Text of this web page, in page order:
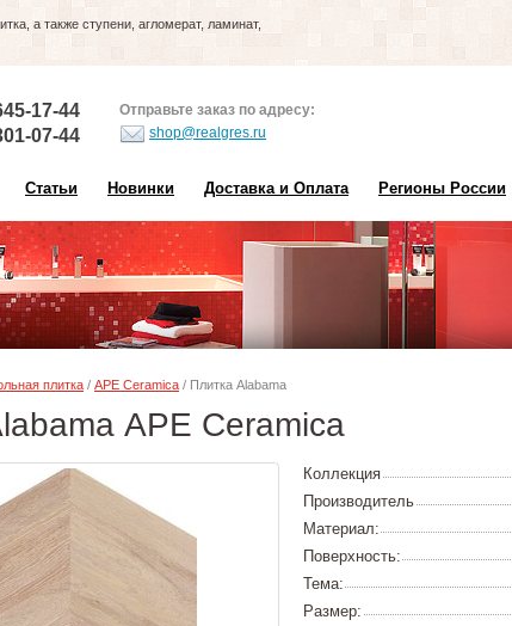
а также ступени, агломерат, ламинат,
17-44
07-44
Отправьте заказ по адресу:
shop@realgres.ru
Статьи Новинки Доставка и Оплата Регионы России
плитка / APE Ceramica / Плитка Alabama
APE Ceramica
Коллекция
Производитель
Материал:
Поверхность:
Тема:
Размер: